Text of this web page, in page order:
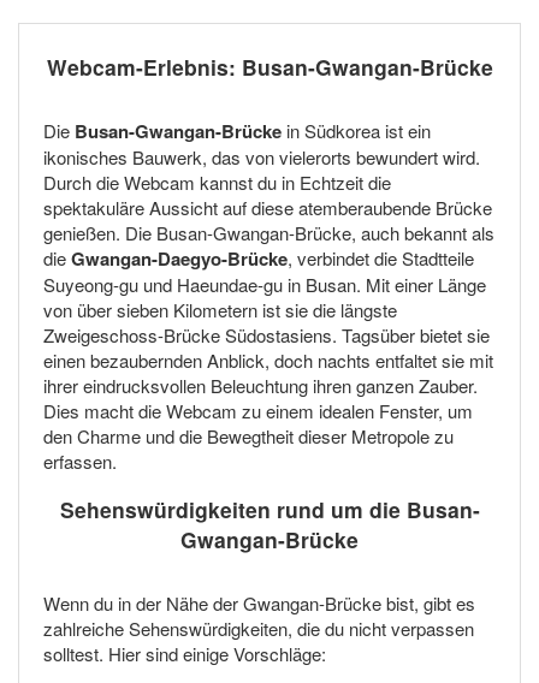
Webcam-Erlebnis: Busan-Gwangan-Brücke
Die Busan-Gwangan-Brücke in Südkorea ist ein
ikonisches Bauwerk, das von vielerorts bewundert wird.
Durch die Webcam kannst du in Echtzeit die
spektakuläre Aussicht auf diese atemberaubende Brücke
genießen. Die Busan-Gwangan-Brücke, auch bekannt als
dieGwangan-Daegyo-Brücke, verbindet die Stadtteile
Suyeong-gu und Haeundae-gu in Busan. Mit einer Länge
von über sieben Kilometern ist sie die längste
Zweigeschoss-Brücke Südostasiens. Tagsüber bietet sie
einen bezaubernden Anblick, doch nachts entfaltet sie mit
ihrer eindrucksvollen Beleuchtung ihren ganzen Zauber.
Dies macht die Webcam zu einem idealen Fenster, um
den Charme und die Bewegtheit dieser Metropole zu
erfassen.
Sehenswürdigkeiten rund um die Busan-
Gwangan-Brücke
Wenn du in der Nähe der Gwangan-Brücke bist, gibt es
zahlreiche Sehenswürdigkeiten, die du nicht verpassen
solltest. Hier sind einige Vorschläge: